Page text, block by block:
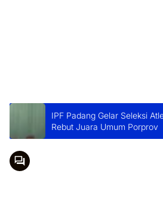
IPF Padang Gelar Seleksi
Rebut Juara Umum Porprov